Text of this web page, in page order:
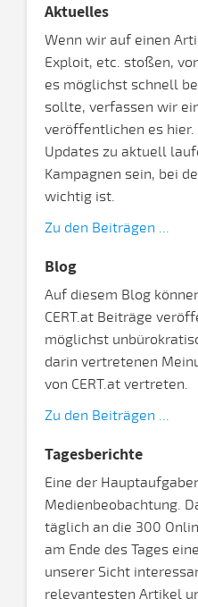
Aktuelles
Wenn wir auf einen
Exploit, etc. stoßen,
es möglichst schnell
sollte, verfassen wir
veröffentlichen es hier.
Updates zu aktuell
Kampagnen sein, bei
wichtig ist.
Zu den Beiträgen ...
Blog
Auf diesem Blog
CERT.at Beiträge
möglichst
darin vertretenen
von CERT.at vertreten.
Zu den Beiträgen ...
Tagesberichte
Eine der
Medienbeobachtung.
täglich an die 300
am Ende des Tages
unserer Sicht
relevantesten Artikel